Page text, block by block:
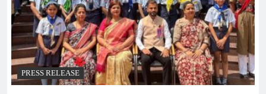
PRESS RELEASE